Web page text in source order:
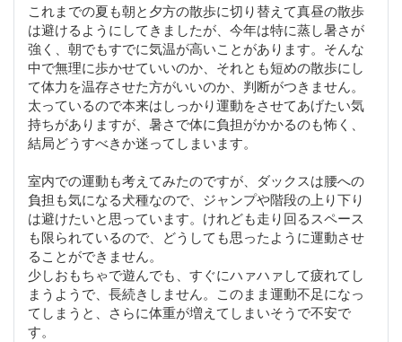
これまでの夏も朝と夕方の散歩に切り替えて真昼の散歩
は避けるようにしてきましたが、今年は特に蒸し暑さが
強く、朝でもすでに気温が高いことがあります。そんな
中で無理に歩かせていいのか、それとも短めの散歩にし
て体力を温存させた方がいいのか、判断がつきません。
太っているので本来はしっかり運動をさせてあげたい気
持ちがありますが、暑さで体に負担がかかるのも怖く、
結局どうすべきか迷ってしまいます。
室内での運動も考えてみたのですが、ダックスは腰への
負担も気になる犬種なので、ジャンプや階段の上り下り
は避けたいと思っています。けれども走り回るスペース
も限られているので、どうしても思ったように運動させ
ることができません。
少しおもちゃで遊んでも、すぐにハァハァして疲れてし
まうようで、長続きしません。このまま運動不足になっ
てしまうと、さらに体重が増えてしまいそうで不安で
す。